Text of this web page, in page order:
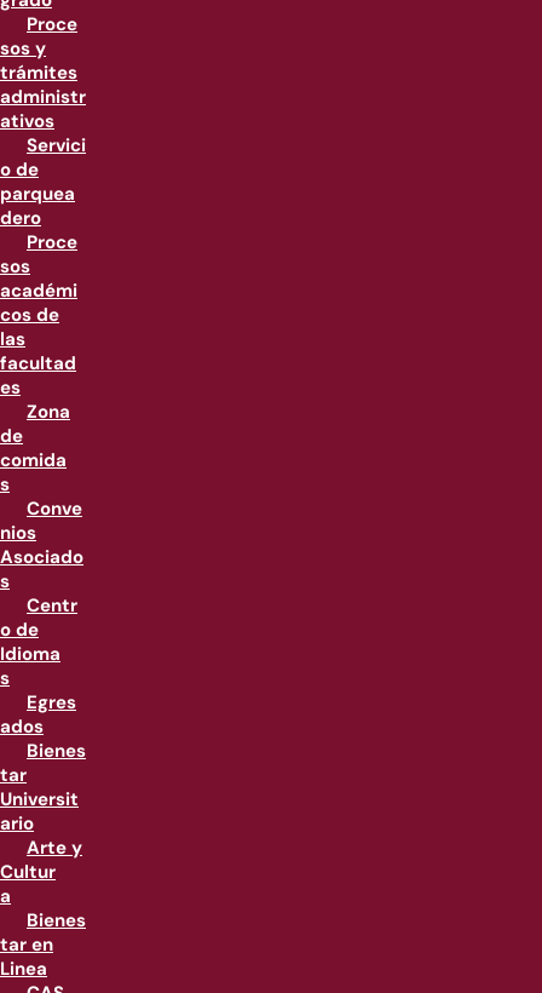
Proce
sos y
trámites
administr
ativos
Servici
o de
parquea
dero
Proce
sos
académi
cos de
las
facultad
es
Zona
de
comida
s
Conve
nios
Asociado
s
Centr
o de
Idioma
s
Egres
ados
Bienes
tar
Universit
ario
Arte y
Cultur
a
Bienes
tar en
Linea